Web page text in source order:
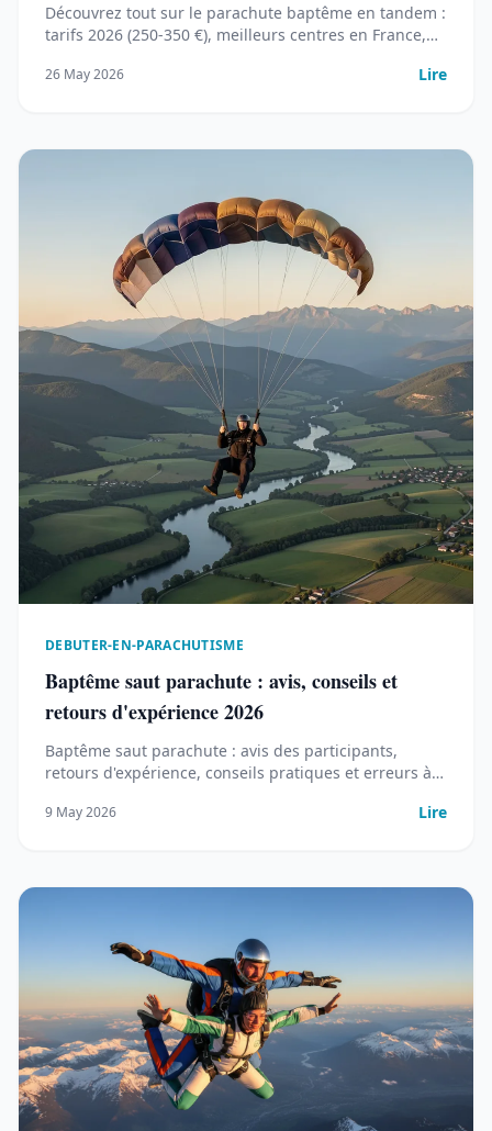
Découvrez tout sur le parachute baptême en tandem :
tarifs 2026 (250-350 €), meilleurs centres en France,
inoubliable.
26 May 2026 Lire
DEBUTER-EN-PARACHUTISME
Baptême saut parachute : avis, conseils et
retours d'expérience 2026
Baptême saut parachute : avis des participants,
retours d'expérience, conseils pratiques et erreurs à
9 May 2026 Lire